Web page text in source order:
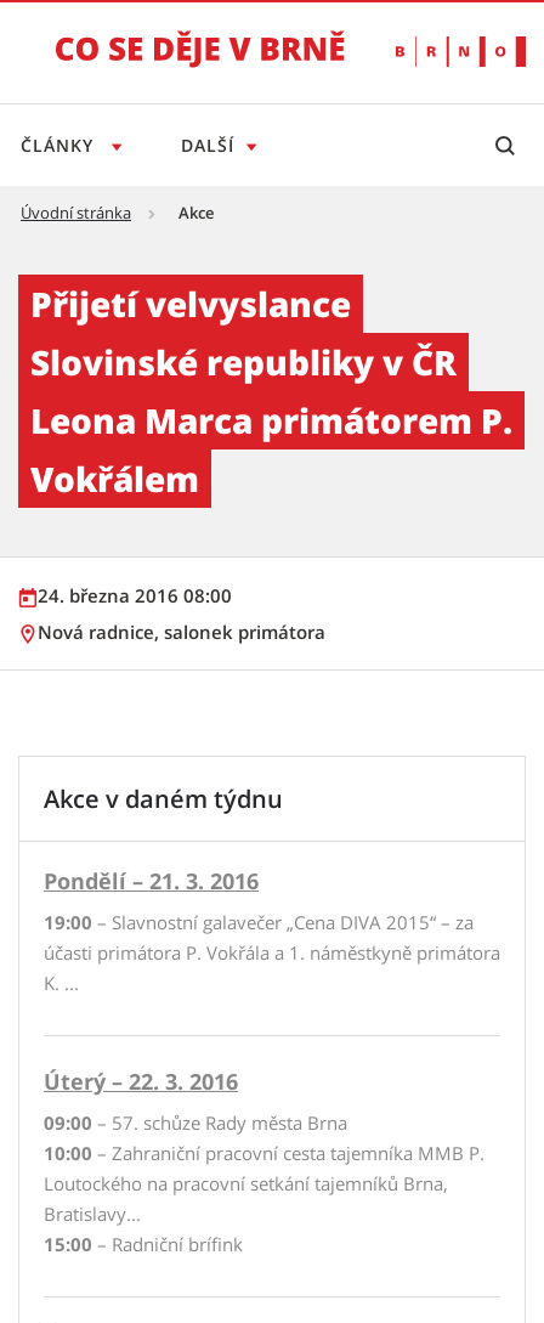
ČLÁNKY DALŠÍ
Úvodní stránka Akce
Přijetí velvyslance
Slovinské republiky v ČR
Leona Marca primátorem P.
Vokřálem
24. března 2016 08:00
Nová radnice, salonek primátora
Akce v daném týdnu
Pondělí – 21. 3. 2016
19:00 – Slavnostní galavečer „Cena DIVA 2015“ – za
účasti primátora P. Vokřála a 1. náměstkyně primátora
K. ...
Úterý – 22. 3. 2016
09:00 – 57. schůze Rady města Brna
10:00 – Zahraniční pracovní cesta tajemníka MMB P.
Loutockého na pracovní setkání tajemníků Brna,
Bratislavy...
15:00 – Radniční brífink